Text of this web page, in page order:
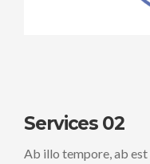
Services 02
Ab illo tempore, ab